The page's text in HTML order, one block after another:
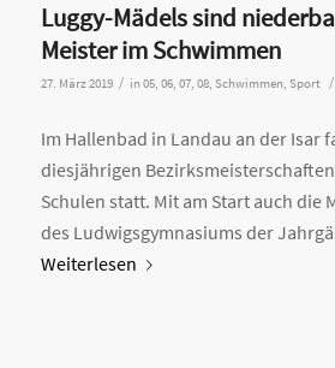
Luggy-Mädels sind
Meister im Schwimmen
27. März 2019 / in 05, 06, 07, 08, Schwimmen, Sport /
Im Hallenbad in Landau an der Isar
diesjährigen
Schulen statt. Mit am Start auch die
des Ludwigsgymnasiums der
Weiterlesen